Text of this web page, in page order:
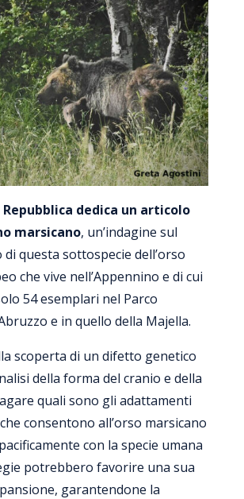
dedica un articolo
marsicano, un’indagine sul
questa sottospecie dell’orso
che vive nell’Appennino e di cui
54 esemplari nel Parco
e in quello della Majella.
scoperta di un difetto genetico
della forma del cranio e della
quali sono gli adattamenti
consentono all’orso marsicano
con la specie umana
potrebbero favorire una sua
garantendone la